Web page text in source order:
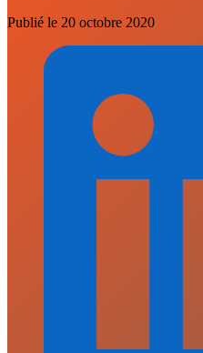
Publié le 20 octobre 2020